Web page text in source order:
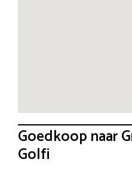
Goedkoop naar
Golfi